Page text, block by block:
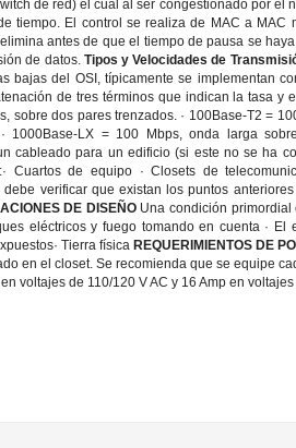
de red) el cual al ser congestionado por el
tiempo. El control se realiza de MAC a MAC
antes de que el tiempo de pausa se
de datos. Tipos y Velocidades de
bajas del OSI, típicamente se implementan
de tres términos que indican la tasa y
sobre dos pares trenzados. · 100Base-T2 =
1000Base-LX = 100 Mbps, onda larga
cableado para un edificio (si este no se ha
Cuartos de equipo · Closets de
verificar que existan los puntos
DE DISEÑO Una condición primordial
eléctricos y fuego tomando en cuenta · El
Tierra física REQUERIMIENTOS DE
en el closet. Se recomienda que se equipe
voltajes de 110/120 V AC y 16 Amp en